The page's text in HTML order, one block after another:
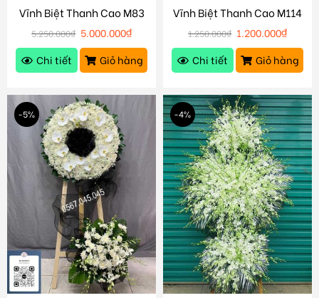
Vĩnh Biệt Thanh Cao M83
5.250.000₫ 5.000.000₫
Chi tiết
Giỏ hàng
Vĩnh Biệt Thanh Cao M114
1.250.000₫ 1.200.000₫
Chi tiết
Giỏ hàng
-5% -4%